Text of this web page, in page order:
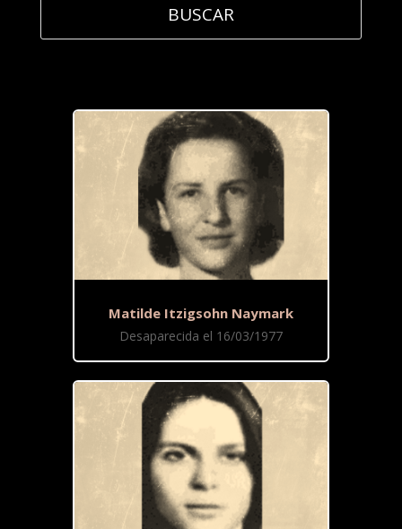
Matilde Itzigsohn Naymark
Desaparecida el 16/03/1977